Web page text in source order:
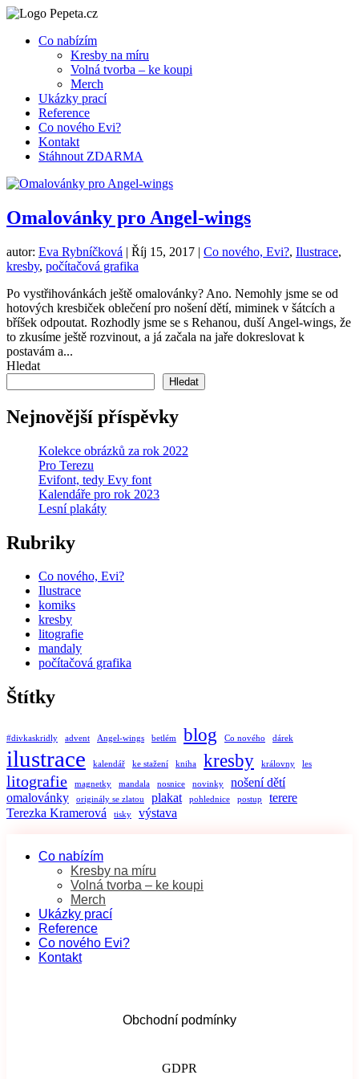
Co nabízím
Kresby na míru
Volná tvorba – ke koupi
Merch
Ukázky prací
Reference
Co nového Evi?
Kontakt
Stáhnout ZDARMA
Omalovánky pro Angel-wings
autor: Eva Rybníčková | Říj 15, 2017 | Co nového, Evi?, Ilustrace,
kresby, počítačová grafika
Po vystřihovánkách ještě omalovánky? Ano. Nemohly jsme se od
hotových kresbiček oblečení pro nošení dětí, miminek v šátcích a
bříšek odpoutat. Rozhodly jsme se s Rehanou, duší Angel-wings, že
to zkusíme ještě rozvinout, a já začala na jaře dokreslovat k
postavám a...
Hledat
Hledat
Nejnovější příspěvky
Kolekce obrázků za rok 2022
Pro Terezu
Evifont, tedy Evy font
Kalendáře pro rok 2023
Lesní plakáty
Rubriky
Co nového, Evi?
Ilustrace
komiks
kresby
litografie
mandaly
počítačová grafika
Štítky
#divkaskridly advent Angel-wings betlém blog Co nového dárek
ilustrace kalendář ke stažení kniha kresby královny les
litografie magnetky mandala nosnice novinky
nošení dětí
omalovánky
originály se zlatou plakat pohlednice postup
terere
Terezka Kramerová
tisky výstava
Co nabízím
Kresby na míru
Volná tvorba – ke koupi
Merch
Ukázky prací
Reference
Co nového Evi?
Kontakt
Obchodní podmínky
GDPR